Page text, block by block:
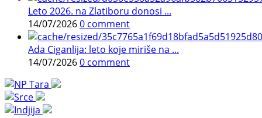
Leto 2026. na Zlatiboru donosi ...
14/07/20260 comment
Ada Ciganlija: leto koje miriše na ...
14/07/20260 comment